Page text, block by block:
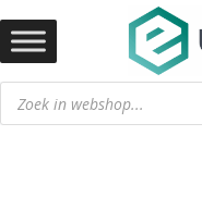
naar
de
inhoud
Producten
zoeken